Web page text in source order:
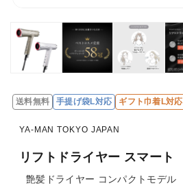
送料無料 手提げ袋L対応 ギフト巾着L対応
YA-MAN TOKYO JAPAN
リフトドライヤー スマート
艶髪ドライヤー コンパクトモデル